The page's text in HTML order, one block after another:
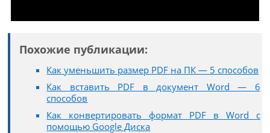
Похожие публикации:
Как уменьшить размер PDF на ПК — 5 способов
Как вставить PDF в документ Word — 6
способов
Как конвертировать формат PDF в Word с
помощью Google Диска